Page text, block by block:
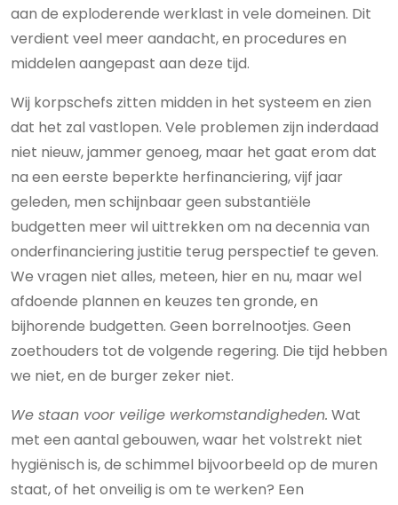
aan de exploderende werklast in vele domeinen. Dit
verdient veel meer aandacht, en procedures en
middelen aangepast aan deze tijd.
Wij korpschefs zitten midden in het systeem en zien
dat het zal vastlopen. Vele problemen zijn inderdaad
niet nieuw, jammer genoeg, maar het gaat erom dat
na een eerste beperkte herfinanciering, vijf jaar
geleden, men schijnbaar geen substantiële
budgetten meer wil uittrekken om na decennia van
onderfinanciering justitie terug perspectief te geven.
We vragen niet alles, meteen, hier en nu, maar wel
afdoende plannen en keuzes ten gronde, en
bijhorende budgetten. Geen borrelnootjes. Geen
zoethouders tot de volgende regering. Die tijd hebben
we niet, en de burger zeker niet.
We staan voor veilige werkomstandigheden. Wat
met een aantal gebouwen, waar het volstrekt niet
hygiënisch is, de schimmel bijvoorbeeld op de muren
staat, of het onveilig is om te werken? Een